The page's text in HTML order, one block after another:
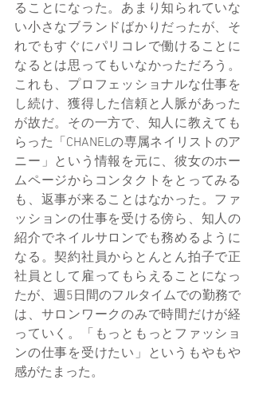
ることになった。あまり知られていな
い小さなブランドばかりだったが、そ
れでもすぐにパリコレで働けることに
なるとは思ってもいなかっただろう。
これも、プロフェッショナルな仕事を
し続け、獲得した信頼と人脈があった
が故だ。その一方で、知人に教えても
らった「CHANELの専属ネイリストのア
ニー」という情報を元に、彼女のホー
ムページからコンタクトをとってみる
も、返事が来ることはなかった。ファ
ッションの仕事を受ける傍ら、知人の
紹介でネイルサロンでも務めるように
なる。契約社員からとんとん拍子で正
社員として雇ってもらえることになっ
たが、週5日間のフルタイムでの勤務で
は、サロンワークのみで時間だけが経
っていく。「もっともっとファッショ
ンの仕事を受けたい」というもやもや
感がたまった。